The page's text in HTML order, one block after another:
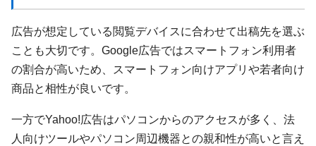
広告が想定している閲覧デバイスに合わせて出稿先を選ぶ
ことも大切です。Google広告ではスマートフォン利用者
の割合が高いため、スマートフォン向けアプリや若者向け
商品と相性が良いです。
一方でYahoo!広告はパソコンからのアクセスが多く、法
人向けツールやパソコン周辺機器との親和性が高いと言え